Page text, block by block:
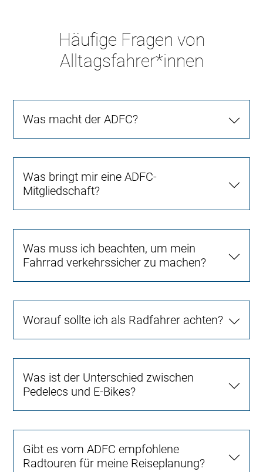
Häufige Fragen von
Alltagsfahrer*innen
Was macht der ADFC?
Was bringt mir eine ADFC-
Mitgliedschaft?
Was muss ich beachten, um mein
Fahrrad verkehrssicher zu machen?
Worauf sollte ich als Radfahrer achten?
Was ist der Unterschied zwischen
Pedelecs und E-Bikes?
Gibt es vom ADFC empfohlene
Radtouren für meine Reiseplanung?